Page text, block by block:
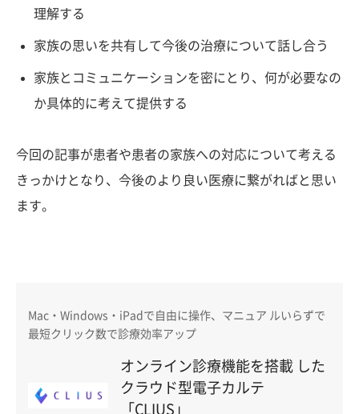
理解する
家族の思いを共有して今後の治療について話し合う
家族とコミュニケーションを密にとり、何が必要なの
か具体的に考えて提供する
今回の記事が患者や患者の家族への対応について考える
きっかけとなり、今後のより良い医療に繋がればと思い
ます。
Mac・Windows・iPadで自由に操作、マニュア ルいらずで
最短クリック数で診療効率アップ
オンライン診療機能を搭載 した
クラウド型電子カルテ
「CLIUS」